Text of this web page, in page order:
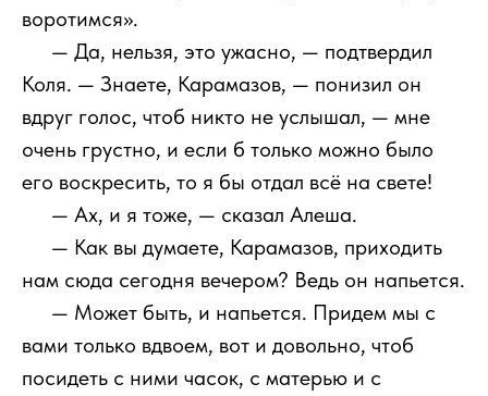
воротимся».
— Да, нельзя, это ужасно, — подтвердил
Коля. — Знаете, Карамазов, — понизил он
вдруг голос, чтоб никто не услышал, — мне
очень грустно, и если б только можно было
его воскресить, то я бы отдал всё на свете!
— Ах, и я тоже, — сказал Алеша.
— Как вы думаете, Карамазов, приходить
нам сюда сегодня вечером? Ведь он напьется.
— Может быть, и напьется. Придем мы с
вами только вдвоем, вот и довольно, чтоб
посидеть с ними часок, с матерью и с